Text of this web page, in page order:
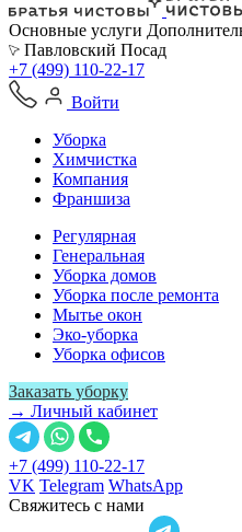
Основные услуги
Павловский Посад
+7 (499) 110-22-17
Войти
Уборка
Химчистка
Компания
Франшиза
Регулярная
Генеральная
Уборка домов
Уборка после ремонта
Мытье окон
Эко-уборка
Уборка офисов
Заказать уборку
→ Личный кабинет
+7 (499) 110-22-17
VK Telegram WhatsApp
Свяжитесь с нами